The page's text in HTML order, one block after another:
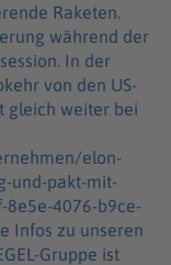
Raketen.
während der
In der
von den US-
gleich weiter bei
elon-
und-pakt-mit-
8e5e-4076-b9ce-